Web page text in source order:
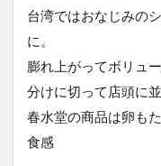
台湾ではおなじみの
に。
膨れ上がってボリュ
分けに切って店頭に
春水堂の商品は卵も
食感